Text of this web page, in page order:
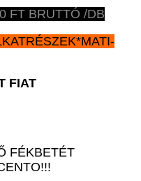
FT BRUTTÓ /DB
*MATI-
FIAT
FÉKBETÉT